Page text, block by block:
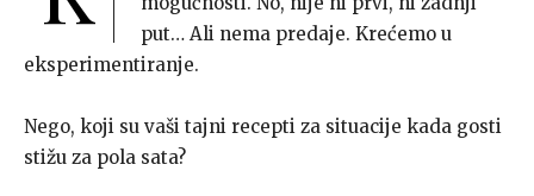
put… Ali nema predaje. Krećemo u
eksperimentiranje.
Nego, koji su vaši tajni recepti za situacije kada gosti
stižu za pola sata?